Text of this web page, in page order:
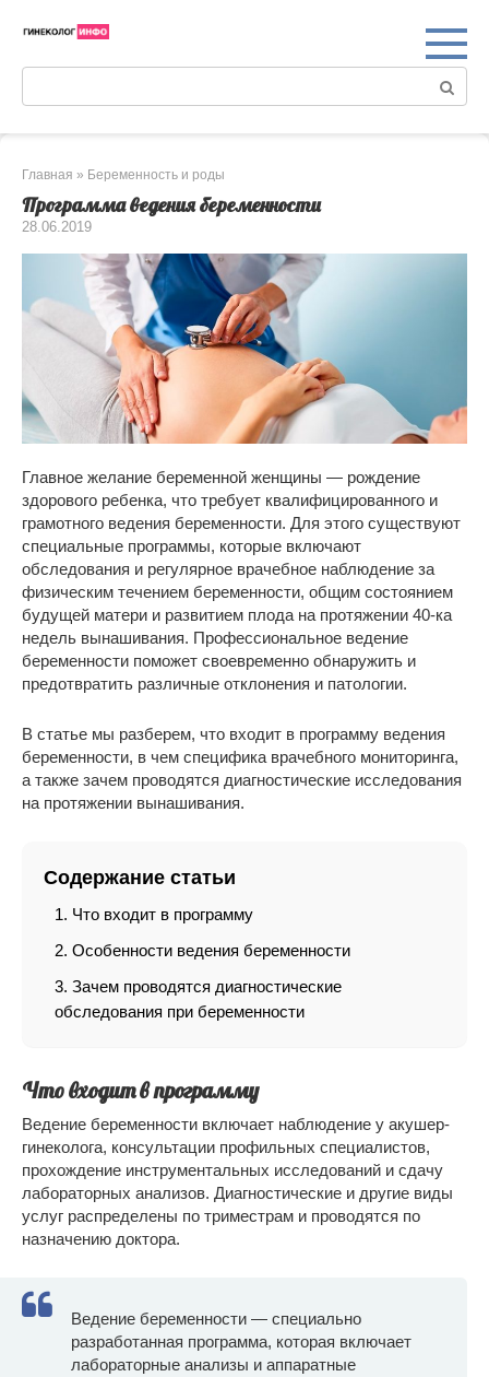
Главная » Беременность и роды
Программа ведения беременности
28.06.2019
Главное желание беременной женщины — рождение
здорового ребенка, что требует квалифицированного и
грамотного ведения беременности. Для этого существуют
специальные программы, которые включают
обследования и регулярное врачебное наблюдение за
физическим течением беременности, общим состоянием
будущей матери и развитием плода на протяжении 40-ка
недель вынашивания. Профессиональное ведение
беременности поможет своевременно обнаружить и
предотвратить различные отклонения и патологии.
В статье мы разберем, что входит в программу ведения
беременности, в чем специфика врачебного мониторинга,
а также зачем проводятся диагностические исследования
на протяжении вынашивания.
Содержание статьи
Что входит в программу
Особенности ведения беременности
Зачем проводятся диагностические
обследования при беременности
Что входит в программу
Ведение беременности включает наблюдение у акушер-
гинеколога, консультации профильных специалистов,
прохождение инструментальных исследований и сдачу
лабораторных анализов. Диагностические и другие виды
услуг распределены по триместрам и проводятся по
назначению доктора.
Ведение беременности — специально
разработанная программа, которая включает
лабораторные анализы и аппаратные